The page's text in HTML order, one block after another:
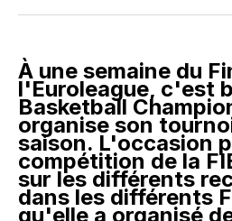
Facebook
LinkedInWhatsApp
À une semaine du
l'Euroleague, c'est
Basketball
organise son
saison. L'occasion
compétition de la
sur les différents
dans les différents
qu'elle a organisé